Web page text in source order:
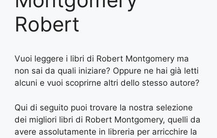
Robert
Vuoi leggere i libri di Robert Montgomery ma
non sai da quali iniziare? Oppure ne hai già letti
alcuni e vuoi scoprirne altri dello stesso autore?
Qui di seguito puoi trovare la nostra selezione
dei migliori libri di Robert Montgomery, quelli da
avere assolutamente in libreria per arricchire la